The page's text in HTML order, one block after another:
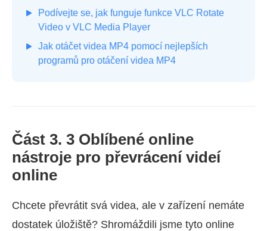
Podívejte se, jak funguje funkce VLC Rotate
Video v VLC Media Player
Jak otáčet videa MP4 pomocí nejlepších
programů pro otáčení videa MP4
Část 3. 3 Oblíbené online
nástroje pro převrácení videí
online
Chcete převrátit svá videa, ale v zařízení nemáte
dostatek úložiště? Shromáždili jsme tyto online